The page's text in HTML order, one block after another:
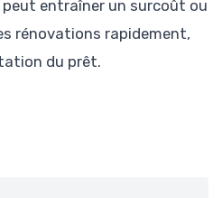
entraîner un surcoût ou
rénovations rapidement,
du prêt.